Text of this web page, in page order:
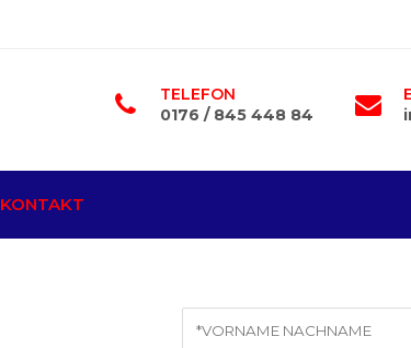
TELEFON
0176 / 845 448 84
KONTAKT